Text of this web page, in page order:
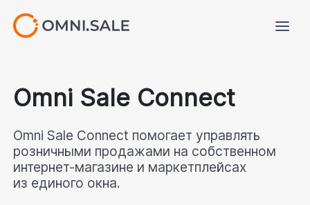
Omni Sale Connect
Omni Sale Connect помогает управлять
розничными продажами на собственном
интернет-магазине и маркетплейсах
из единого окна.